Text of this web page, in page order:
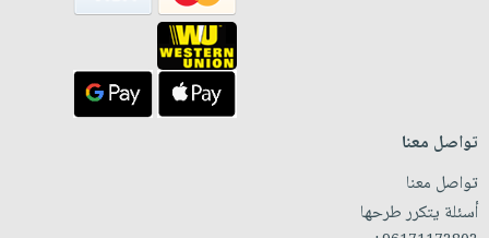
تواصل معنا
تواصل معنا
أسئلة يتكرر طرحها